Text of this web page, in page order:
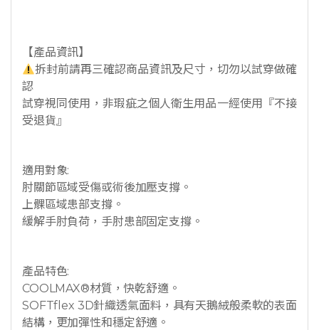
【產品資訊】
拆封前請再三確認商品資訊及尺寸，切勿以試穿做確
認
試穿視同使用，非瑕疵之個人衛生用品一經使用『不接
受退貨』
適用對象:
肘關節區域受傷或術後加壓支撐。
上髁區域患部支撐。
緩解手肘負荷，手肘患部固定支撐。
產品特色:
COOLMAX®材質，快乾舒適。
SOFTflex 3D針織透氣面料，具有天鵝絨般柔軟的表面
結構，更加彈性和穩定舒適。